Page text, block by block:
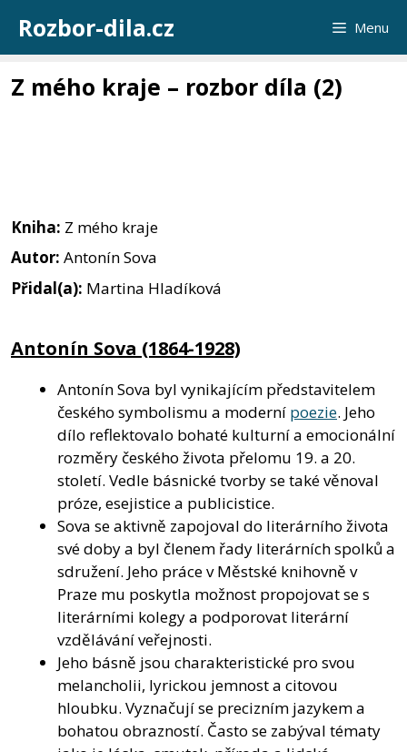
obsah
Rozbor-dila.cz Menu
Z mého kraje – rozbor díla (2)
Kniha: Z mého kraje
Autor: Antonín Sova
Přidal(a): Martina Hladíková
Antonín Sova (1864-1928)
Antonín Sova byl vynikajícím představitelem
českého symbolismu a moderní poezie. Jeho
dílo reflektovalo bohaté kulturní a emocionální
rozměry českého života přelomu 19. a 20.
století. Vedle básnické tvorby se také věnoval
próze, esejistice a publicistice.
Sova se aktivně zapojoval do literárního života
své doby a byl členem řady literárních spolků a
sdružení. Jeho práce v Městské knihovně v
Praze mu poskytla možnost propojovat se s
literárními kolegy a podporovat literární
vzdělávání veřejnosti.
Jeho básně jsou charakteristické pro svou
melancholii, lyrickou jemnost a citovou
hloubku. Vyznačují se precizním jazykem a
bohatou obrazností. Často se zabýval tématy